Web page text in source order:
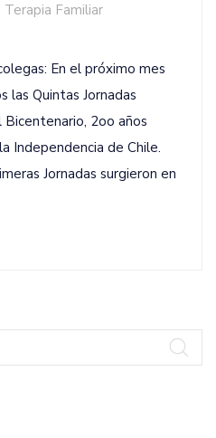
Familiar
En el próximo mes
las Quintas Jornadas
2oo años
Independencia de Chile.
Jornadas surgieron en